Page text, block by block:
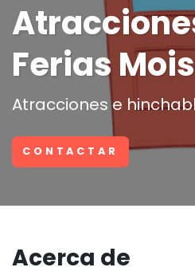
Ferias
Atracciones e
CONTACTAR
Acerca de